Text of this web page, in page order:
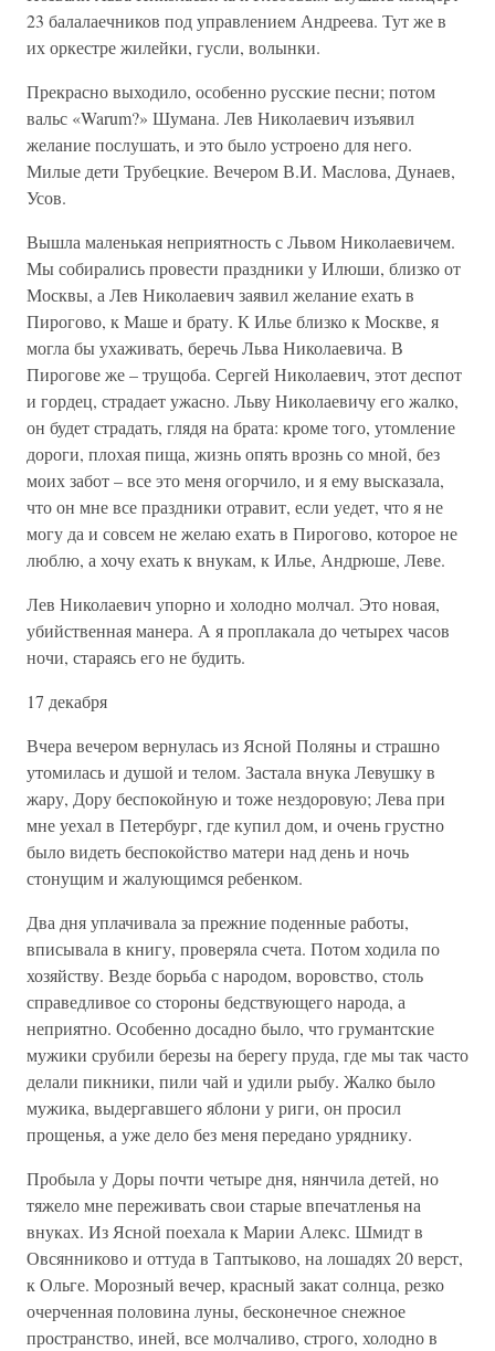
23 балалаечников под управлением Андреева. Тут же в
их оркестре жилейки, гусли, волынки.
Прекрасно выходило, особенно русские песни; потом
вальс «Warum?» Шумана. Лев Николаевич изъявил
желание послушать, и это было устроено для него.
Милые дети Трубецкие. Вечером В.И. Маслова, Дунаев,
Усов.
Вышла маленькая неприятность с Львом Николаевичем.
Мы собирались провести праздники у Илюши, близко от
Москвы, а Лев Николаевич заявил желание ехать в
Пирогово, к Маше и брату. К Илье близко к Москве, я
могла бы ухаживать, беречь Льва Николаевича. В
Пирогове же – трущоба. Сергей Николаевич, этот деспот
и гордец, страдает ужасно. Льву Николаевичу его жалко,
он будет страдать, глядя на брата: кроме того, утомление
дороги, плохая пища, жизнь опять врознь со мной, без
моих забот – все это меня огорчило, и я ему высказала,
что он мне все праздники отравит, если уедет, что я не
могу да и совсем не желаю ехать в Пирогово, которое не
люблю, а хочу ехать к внукам, к Илье, Андрюше, Леве.
Лев Николаевич упорно и холодно молчал. Это новая,
убийственная манера. А я проплакала до четырех часов
ночи, стараясь его не будить.
17 декабря
Вчера вечером вернулась из Ясной Поляны и страшно
утомилась и душой и телом. Застала внука Левушку в
жару, Дору беспокойную и тоже нездоровую; Лева при
мне уехал в Петербург, где купил дом, и очень грустно
было видеть беспокойство матери над день и ночь
стонущим и жалующимся ребенком.
Два дня уплачивала за прежние поденные работы,
вписывала в книгу, проверяла счета. Потом ходила по
хозяйству. Везде борьба с народом, воровство, столь
справедливое со стороны бедствующего народа, а
неприятно. Особенно досадно было, что грумантские
мужики срубили березы на берегу пруда, где мы так часто
делали пикники, пили чай и удили рыбу. Жалко было
мужика, выдергавшего яблони у риги, он просил
прощенья, а уже дело без меня передано уряднику.
Пробыла у Доры почти четыре дня, нянчила детей, но
тяжело мне переживать свои старые впечатленья на
внуках. Из Ясной поехала к Марии Алекс. Шмидт в
Овсянниково и оттуда в Таптыково, на лошадях 20 верст,
к Ольге. Морозный вечер, красный закат солнца, резко
очерченная половина луны, бесконечное снежное
пространство, иней, все молчаливо, строго, холодно в